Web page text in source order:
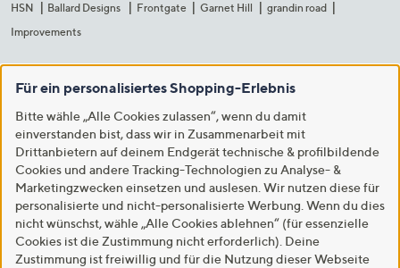
HSN
Ballard Designs Frontgate Garnet Hill
grandin road
Improvements
Für ein personalisiertes Shopping-Erlebnis
Bitte wähle „Alle Cookies zulassen“, wenn du damit
einverstanden bist, dass wir in Zusammenarbeit mit
Drittanbietern auf deinem Endgerät technische & profilbildende
Cookies und andere Tracking-Technologien zu Analyse- &
Marketingzwecken einsetzen und auslesen. Wir nutzen diese für
personalisierte und nicht-personalisierte Werbung. Wenn du dies
nicht wünschst, wähle „Alle Cookies ablehnen“ (für essenzielle
Cookies ist die Zustimmung nicht erforderlich). Deine
Zustimmung ist freiwillig und für die Nutzung dieser Webseite